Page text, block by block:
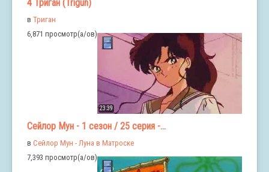
4 Триган (Trigun)
в Триган
6,871 просмотр(а/ов)
23:39
Сейлор Мун - 1 сезон / 25 серия -...
в Сейлор Мун - Луна в Матроске
7,393 просмотр(а/ов)